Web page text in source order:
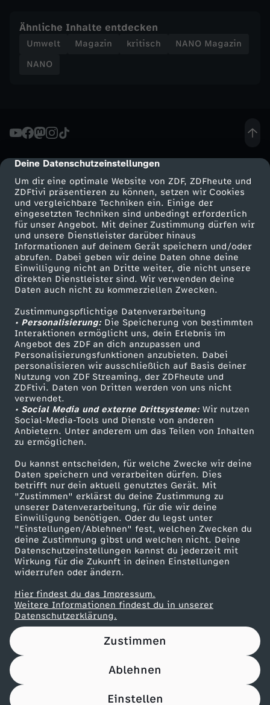
cmp-dialog-description
Deine Datenschutzeinstellungen
Um dir eine optimale Website von ZDF, ZDFheute und
ZDFtivi präsentieren zu können, setzen wir Cookies
und vergleichbare Techniken ein. Einige der
eingesetzten Techniken sind unbedingt erforderlich
für unser Angebot. Mit deiner Zustimmung dürfen wir
und unsere Dienstleister darüber hinaus
Informationen auf deinem Gerät speichern und/oder
abrufen. Dabei geben wir deine Daten ohne deine
Einwilligung nicht an Dritte weiter, die nicht unsere
direkten Dienstleister sind. Wir verwenden deine
Daten auch nicht zu kommerziellen Zwecken.
Zustimmungspflichtige Datenverarbeitung
• Personalisierung:Die Speicherung von bestimmten
Interaktionen ermöglicht uns, dein Erlebnis im
Angebot des ZDF an dich anzupassen und
Personalisierungsfunktionen anzubieten. Dabei
personalisieren wir ausschließlich auf Basis deiner
Nutzung von ZDF Streaming, der ZDFheute und
ZDFtivi. Daten von Dritten werden von uns nicht
verwendet.
• Social Media und externe Drittsysteme:Wir nutzen
Social-Media-Tools und Dienste von anderen
Anbietern. Unter anderem um das Teilen von Inhalten
zu ermöglichen.
Du kannst entscheiden, für welche Zwecke wir deine
Daten speichern und verarbeiten dürfen. Dies
betrifft nur dein aktuell genutztes Gerät. Mit
"Zustimmen" erklärst du deine Zustimmung zu
unserer Datenverarbeitung, für die wir deine
Einwilligung benötigen. Oder du legst unter
"Einstellungen/Ablehnen" fest, welchen Zwecken du
deine Zustimmung gibst und welchen nicht. Deine
Datenschutzeinstellungen kannst du jederzeit mit
Wirkung für die Zukunft in deinen Einstellungen
widerrufen oder ändern.
Hier findest du das Impressum.
Weitere Informationen findest du in unserer
Datenschutzerklärung.
Zustimmen
Ablehnen
Einstellen
n
i
e
r
B
a
b
y
s
i
n
D
e
u
t
s
c
h
l
a
Ähnliche Inhalte entdecken
Umwelt Magazin kritisch
NANO Magazin
NANO
Mehr ZDF
ZDF-Apps
Smart TV
ZDFtext
Livestreams
Sendungen A-Z
TV-Programm
Service
ZDFmitreden
Kontakt zum ZDF
Tickets
Zuschauerservice
Hilfe
ZDF Unternehmen
Karriere
ZDF goes Schule
Werbefernsehen
Mainzelmännchen
Partner
Nutzungsbedingungen
Impressum